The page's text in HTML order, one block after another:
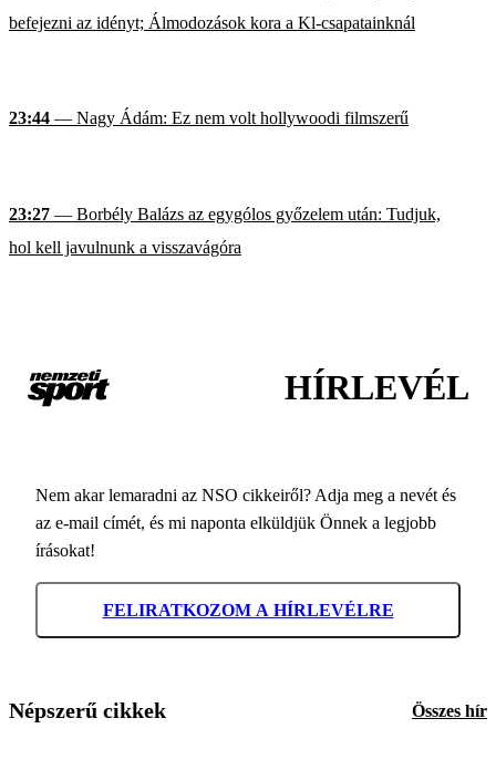
befejezni az idényt; Álmodozások kora a Kl-csapatainknál
23:44 — Nagy Ádám: Ez nem volt hollywoodi filmszerű
23:27 — Borbély Balázs az egygólos győzelem után: Tudjuk,
hol kell javulnunk a visszavágóra
HÍRLEVÉL
Nem akar lemaradni az NSO cikkeiről? Adja meg a nevét és
az e-mail címét, és mi naponta elküldjük Önnek a legjobb
írásokat!
FELIRATKOZOM A HÍRLEVÉLRE
Népszerű cikkek Összes hír